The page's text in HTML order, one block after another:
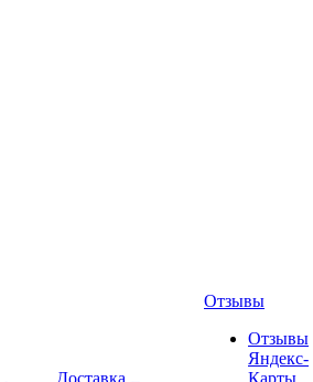
Доставка
Отзывы
Отзывы
Яндекс-
Карты